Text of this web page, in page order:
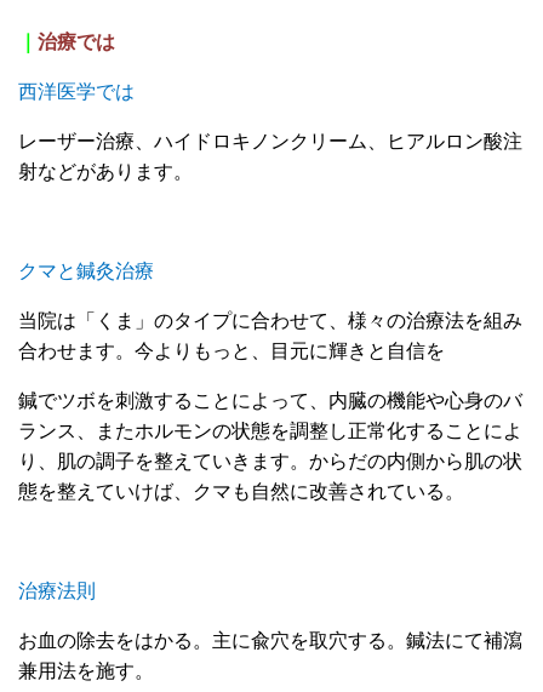
治療では
西洋医学では
レーザー治療、ハイドロキノンクリーム、ヒアルロン酸注
射などがあります。
クマと鍼灸治療
当院は「くま」のタイプに合わせて、様々の治療法を組み
合わせます。今よりもっと、目元に輝きと自信を
鍼でツボを刺激することによって、内臓の機能や心身のバ
ランス、またホルモンの状態を調整し正常化することによ
り、肌の調子を整えていきます。からだの内側から肌の状
態を整えていけば、クマも自然に改善されている。
治療法則
お血の除去をはかる。主に兪穴を取穴する。鍼法にて補瀉
兼用法を施す。